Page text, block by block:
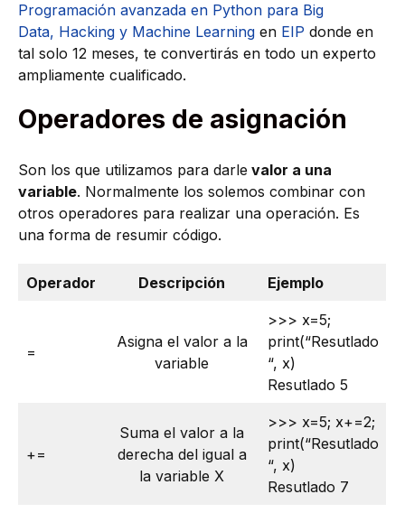
Programación avanzada en Python para Big
Data, Hacking y Machine Learning en EIP donde en
tal solo 12 meses, te convertirás en todo un experto
ampliamente cualificado.
Operadores de asignación
Son los que utilizamos para darle valor a una
variable. Normalmente los solemos combinar con
otros operadores para realizar una operación. Es
una forma de resumir código.
Operador Descripción Ejemplo
=
Asigna el valor a la
variable
>>> x=5;
print(“Resutlado
“, x)
Resutlado 5
+=
Suma el valor a la
derecha del igual a
la variable X
>>> x=5; x+=2;
print(“Resutlado
“, x)
Resutlado 7